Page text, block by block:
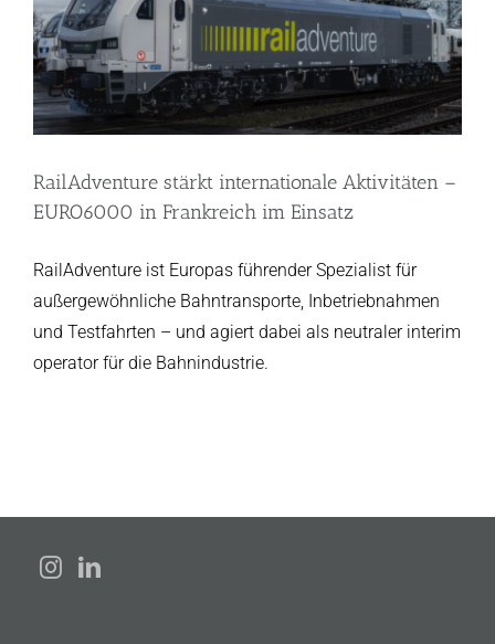
RailAdventure stärkt internationale Aktivitäten –
EURO6000 in Frankreich im Einsatz
RailAdventure ist Europas führender Spezialist für
außergewöhnliche Bahntransporte, Inbetriebnahmen
und Testfahrten – und agiert dabei als neutraler interim
operator für die Bahnindustrie.